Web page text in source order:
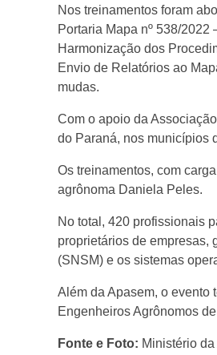
P
R
r
e
a
l
i
z
Nos treinamentos foram
Portaria Mapa nº 538/
Harmonização dos
Envio de Relatórios ao
mudas.
Com o apoio da
do Paraná, nos municípios
Os treinamentos, com
agrônoma Daniela Peles.
No total, 420 profissionais
proprietários de empresas,
(SNSM) e os sistemas
Além da Apasem, o
Engenheiros Agrônomos
Fonte e Foto: Ministério